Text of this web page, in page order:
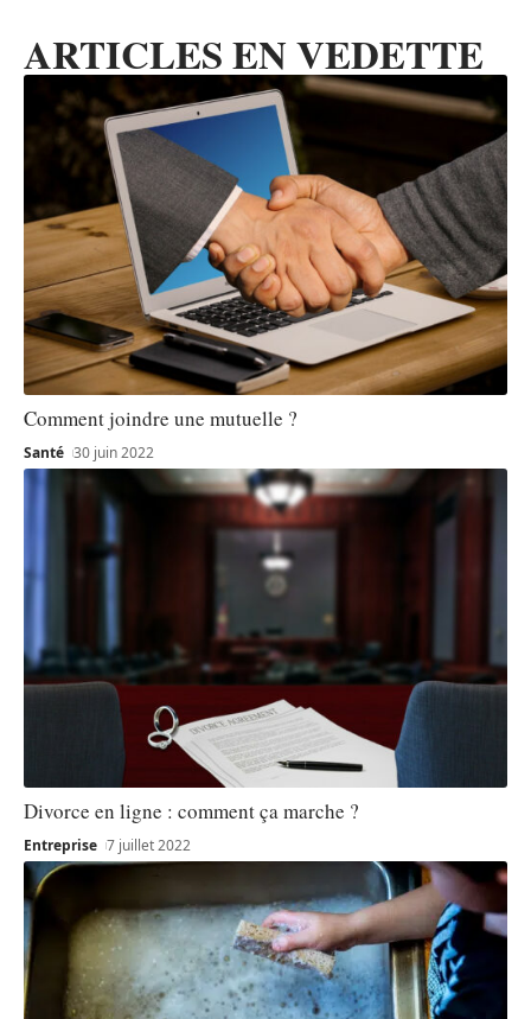
ARTICLES EN VEDETTE
Comment joindre une mutuelle ?
Santé 30 juin 2022
Divorce en ligne : comment ça marche ?
Entreprise 7 juillet 2022